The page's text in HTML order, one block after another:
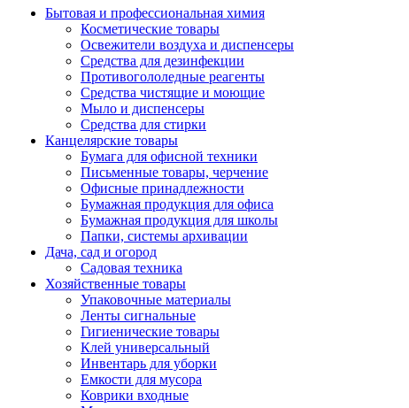
Бытовая и профессиональная химия
Косметические товары
Освежители воздуха и диспенсеры
Средства для дезинфекции
Противогололедные реагенты
Средства чистящие и моющие
Мыло и диспенсеры
Средства для стирки
Канцелярские товары
Бумага для офисной техники
Письменные товары, черчение
Офисные принадлежности
Бумажная продукция для офиса
Бумажная продукция для школы
Папки, системы архивации
Дача, сад и огород
Садовая техника
Хозяйственные товары
Упаковочные материалы
Ленты сигнальные
Гигиенические товары
Клей универсальный
Инвентарь для уборки
Емкости для мусора
Коврики входные